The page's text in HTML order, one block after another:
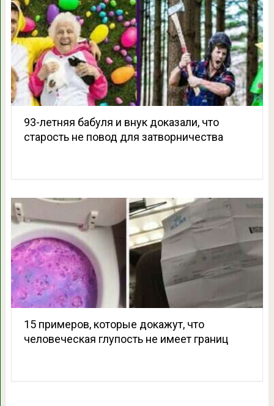
93-летняя бабуля и внук доказали, что
старость не повод для затворничества
15 примеров, которые докажут, что
человеческая глупость не имеет границ